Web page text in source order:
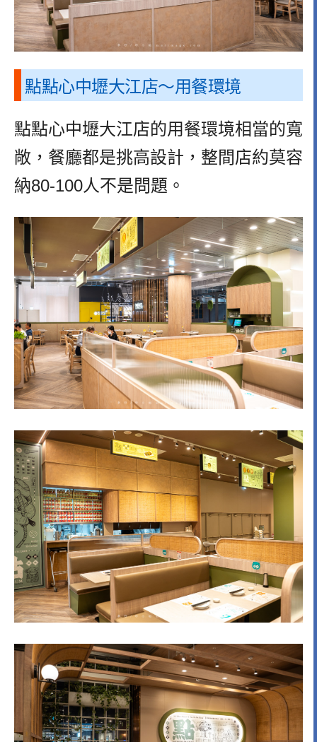
點點心中壢大江店～用餐環境
點點心中壢大江店的用餐環境相當的寬
敞，餐廳都是挑高設計，整間店約莫容
納80-100人不是問題。